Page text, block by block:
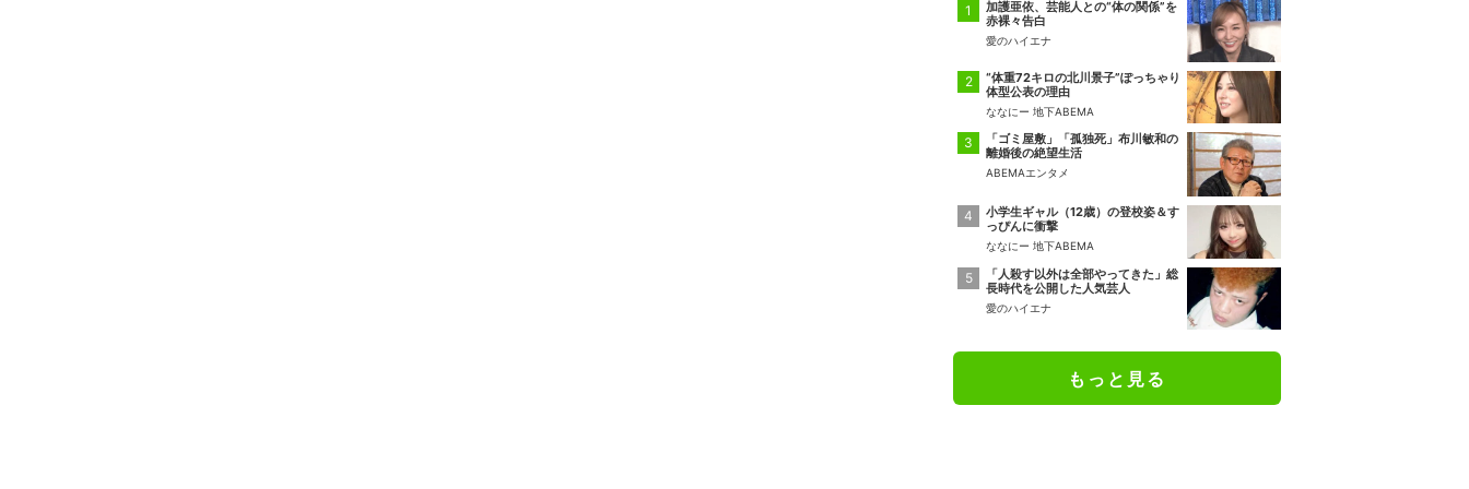
加護亜依、芸能人との“体の関係”を
赤裸々告白
愛のハイエナ
“体重72キロの北川景子”ぽっちゃり
体型公表の理由
ななにー 地下ABEMA
「ゴミ屋敷」「孤独死」布川敏和の
離婚後の絶望生活
ABEMAエンタメ
小学生ギャル（12歳）の登校姿＆す
っぴんに衝撃
ななにー 地下ABEMA
「人殺す以外は全部やってきた」総
長時代を公開した人気芸人
愛のハイエナ
もっと見る